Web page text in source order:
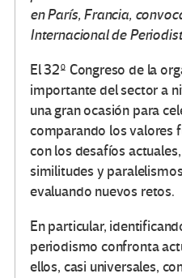
en París, Francia,
Internacional de
El 32º Congreso de la
importante del sector a
una gran ocasión para
comparando los valores
con los desafíos
similitudes y
evaluando nuevos retos.
En particular,
periodismo confronta
ellos, casi universales,